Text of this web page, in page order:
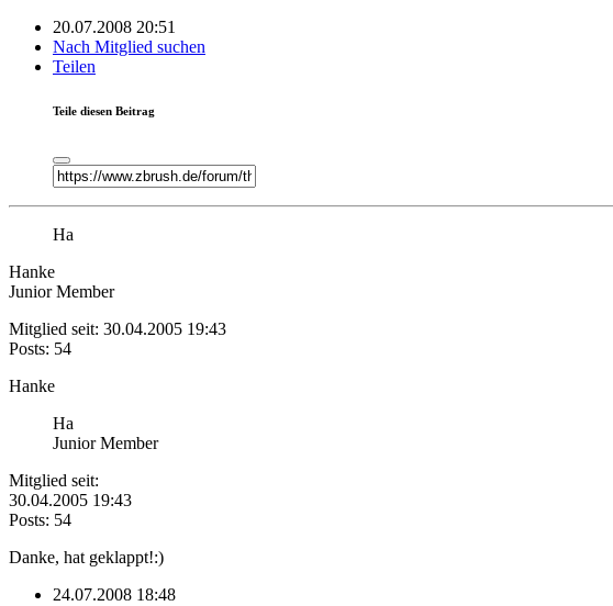
20.07.2008 20:51
Nach Mitglied suchen
Teilen
Teile diesen Beitrag
Ha
Hanke
Junior Member
Mitglied seit: 30.04.2005 19:43
Posts: 54
Hanke
Ha
Junior Member
Mitglied seit:
30.04.2005 19:43
Posts: 54
Danke, hat geklappt!:)
24.07.2008 18:48